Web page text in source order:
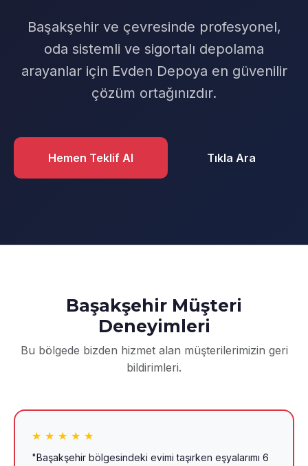
Başakşehir ve çevresinde profesyonel,
oda sistemli ve sigortalı depolama
arayanlar için Evden Depoya en güvenilir
çözüm ortağınızdır.
Hemen Teklif Al Tıkla Ara
Başakşehir Müşteri
Deneyimleri
Bu bölgede bizden hizmet alan müşterilerimizin geri
bildirimleri.
★ ★ ★ ★ ★
"Başakşehir bölgesindeki evimi taşırken eşyalarımı 6